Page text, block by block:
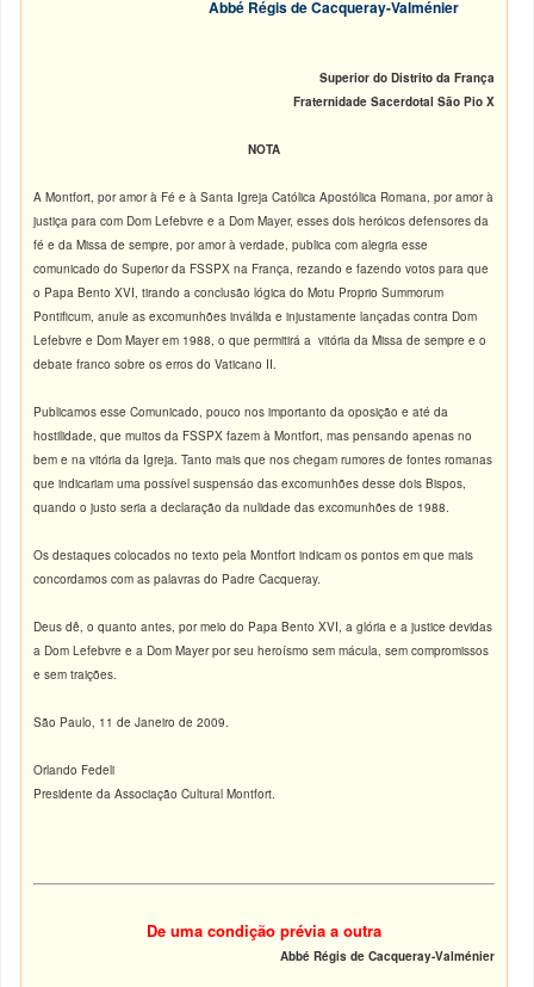
Abbé Régis de Cacqueray-Valménier
Superior do Distrito da França
Fraternidade Sacerdotal São Pio X
NOTA
A Montfort, por amor à Fé e à Santa Igreja Católica Apostólica Romana, por amor à
justiça para com Dom Lefebvre e a Dom Mayer, esses dois heróicos defensores da
fé e da Missa de sempre, por amor à verdade, publica com alegria esse
comunicado do Superior da FSSPX na França, rezando e fazendo votos para que
o Papa Bento XVI, tirando a conclusão lógica do Motu Proprio Summorum
Pontificum, anule as excomunhões inválida e injustamente lançadas contra Dom
Lefebvre e Dom Mayer em 1988, o que permitirá a vitória da Missa de sempre e o
debate franco sobre os erros do Vaticano II.
Publicamos esse Comunicado, pouco nos importanto da oposição e até da
hostilidade, que muitos da FSSPX fazem à Montfort, mas pensando apenas no
bem e na vitória da Igreja. Tanto mais que nos chegam rumores de fontes romanas
que indicariam uma possível suspensáo das excomunhões desse dois Bispos,
quando o justo seria a declaração da nulidade das excomunhões de 1988.
Os destaques colocados no texto pela Montfort indicam os pontos em que mais
concordamos com as palavras do Padre Cacqueray.
Deus dê, o quanto antes, por meio do Papa Bento XVI, a glória e a justice devidas
a Dom Lefebvre e a Dom Mayer por seu heroísmo sem mácula, sem compromissos
e sem traições.
São Paulo, 11 de Janeiro de 2009.
Orlando Fedeli
Presidente da Associação Cultural Montfort.
De uma condição prévia a outra
Abbé Régis de Cacqueray-Valménier